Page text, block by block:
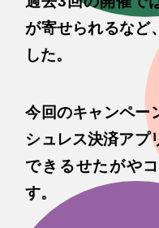
が寄せられるなど
した。
今回のキャンペー
シュレス決済アプ
できるせたがや
す。